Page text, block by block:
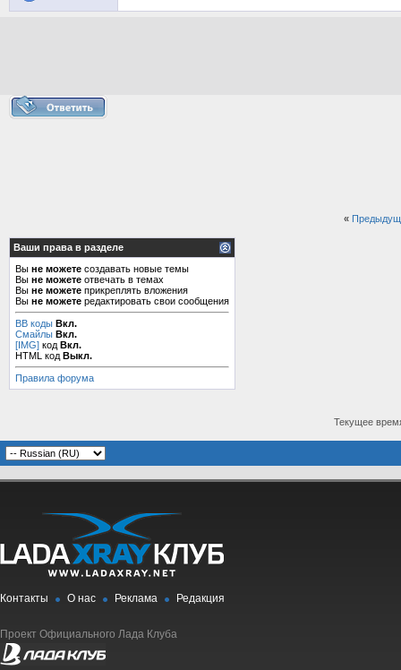
«
Ваши права в разделе
Вы не можете создавать новые темы
Вы не можете отвечать в темах
Вы не можете прикреплять вложения
Вы не можете редактировать свои сообщения
BB коды Вкл.
Смайлы Вкл.
[IMG] код Вкл.
HTML код Выкл.
Правила форума
Текущее
Контакты О нас Реклама Редакция
Проект Официального Лада Клуба